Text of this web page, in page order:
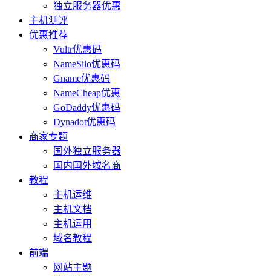
独立服务器优惠
主机测评
优惠推荐
Vultr优惠码
NameSilo优惠码
Gname优惠码
NameCheap优惠
GoDaddy优惠码
Dynadot优惠码
商家专题
国外独立服务器
国内国外域名商
教程
主机运维
主机文档
主机运用
域名教程
前端
网站主题